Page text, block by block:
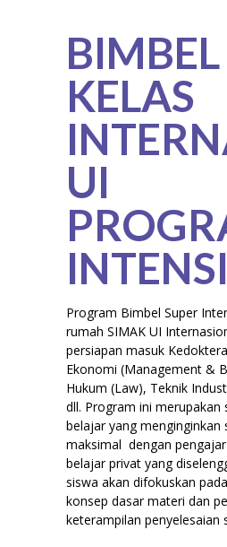
BIMBEL
KELAS
UI
Program Bimbel Super
rumah SIMAK UI
persiapan masuk
Ekonomi (Management &
Hukum (Law), Teknik
dll. Program ini merupakan
belajar yang menginginkan
maksimal dengan
belajar privat yang
siswa akan difokuskan
konsep dasar materi dan
keterampilan penyelesaian